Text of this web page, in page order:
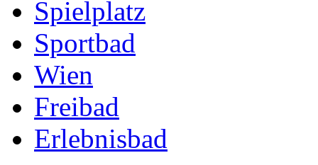
Spielplatz
Sportbad
Wien
Freibad
Erlebnisbad